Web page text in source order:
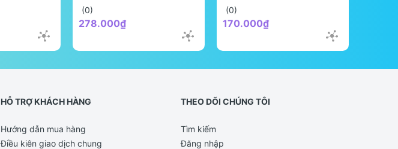
(0)
278.000₫
(0)
170.000₫
HỖ TRỢ KHÁCH HÀNG
Hướng dẫn mua hàng
Điều kiên giao dịch chung
THEO DÕI CHÚNG TÔI
Tìm kiếm
Đăng nhập